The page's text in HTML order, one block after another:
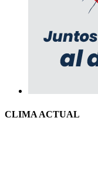
CLIMA ACTUAL